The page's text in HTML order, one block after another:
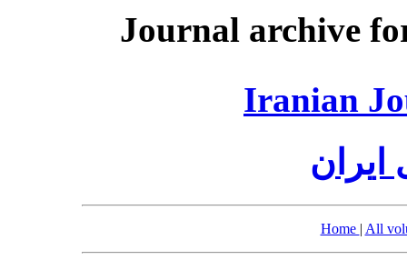
Journal archive
Iranian
ایران
Home | All